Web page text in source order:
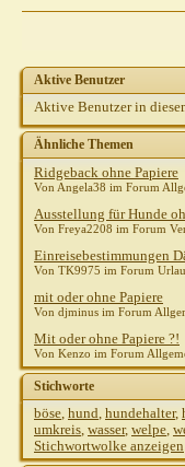
Aktive Benutzer
Aktive Benutzer in
Ähnliche Themen
Ridgeback ohne Papiere
Von Angela38 im Forum
Ausstellung für Hunde
Von Freya2208 im Forum
Einreisebestimmungen
Von TK9975 im Forum
mit oder ohne Papiere
Von djminus im Forum
Mit oder ohne Papiere ?!
Von Kenzo im Forum
Stichworte
böse, hund, hundehalter,
umkreis, wasser, welpe,
Stichwortwolke anzeigen